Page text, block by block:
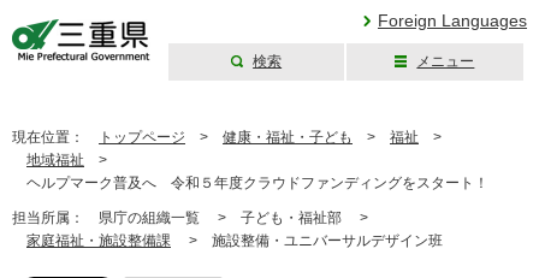
Foreign Languages
検索 メニュー
現在位置： トップページ > 健康・福祉・子ども > 福祉 >
地域福祉 >
ヘルプマーク普及へ 令和５年度クラウドファンディングをスタート！
担当所属： 県庁の組織一覧 > 子ども・福祉部 >
家庭福祉・施設整備課 > 施設整備・ユニバーサルデザイン班